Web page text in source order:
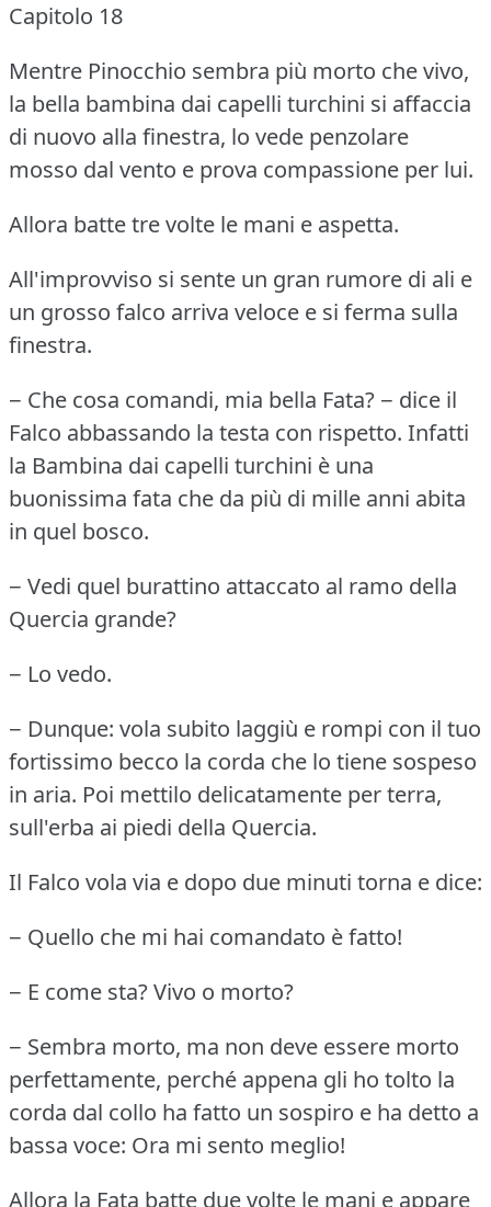
Capitolo 18
Mentre Pinocchio sembra più morto che vivo,
la bella bambina dai capelli turchini si affaccia
di nuovo alla finestra, lo vede penzolare
mosso dal vento e prova compassione per lui.
Allora batte tre volte le mani e aspetta.
All'improvviso si sente un gran rumore di ali e
un grosso falco arriva veloce e si ferma sulla
finestra.
− Che cosa comandi, mia bella Fata? − dice il
Falco abbassando la testa con rispetto. Infatti
la Bambina dai capelli turchini è una
buonissima fata che da più di mille anni abita
in quel bosco.
− Vedi quel burattino attaccato al ramo della
Quercia grande?
− Lo vedo.
− Dunque: vola subito laggiù e rompi con il tuo
fortissimo becco la corda che lo tiene sospeso
in aria. Poi mettilo delicatamente per terra,
sull'erba ai piedi della Quercia.
Il Falco vola via e dopo due minuti torna e dice:
− Quello che mi hai comandato è fatto!
− E come sta?Vivo o morto?
− Sembra morto, ma non deve essere morto
perfettamente, perché appena gli ho tolto la
corda dal collo ha fatto un sospiro e ha detto a
bassa voce: Ora mi sento meglio!
Allora la Fata batte due volte le mani e appare